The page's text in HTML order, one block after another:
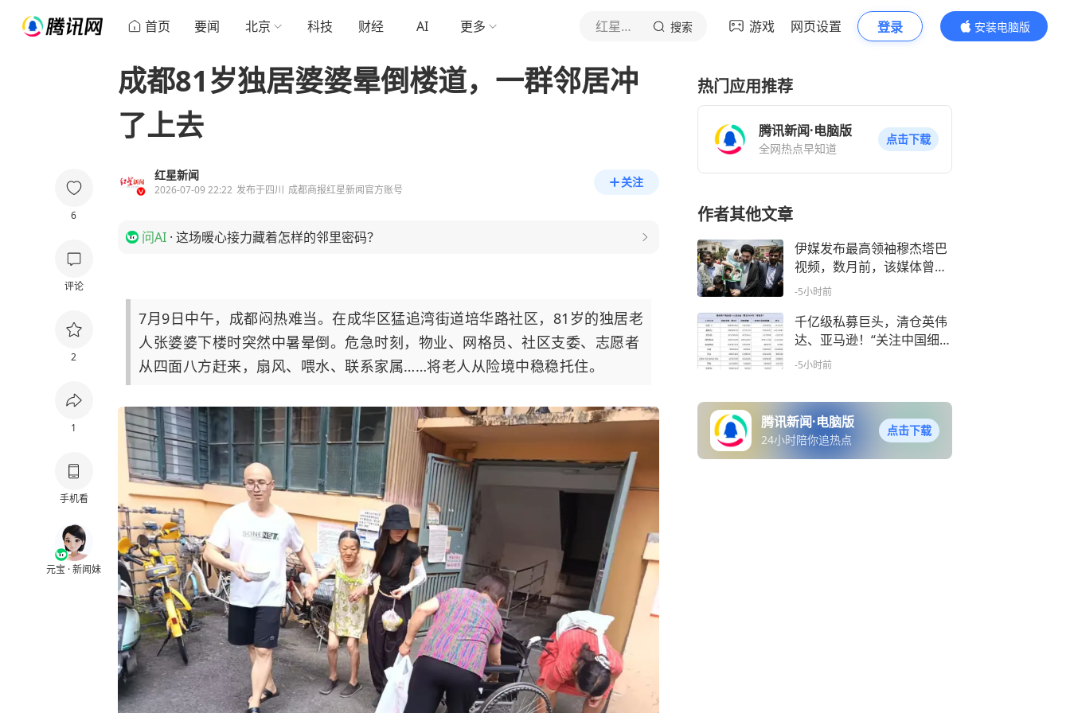
首页 要闻 北京 科技 财经 AI 更多 红星新闻 搜索 游戏 网页设置 登录
安装电脑版
内容更精彩
6
评论
2
1
手机看
元宝 · 新闻妹
成都81岁独居婆婆晕倒楼道，一群邻居冲
了上去
红星新闻
2026-07-09 22:22 发布于四川 成都商报红星新闻官方账号
关注
问AI · 这场暖心接力藏着怎样的邻里密码？
7月9日中午，成都闷热难当。在成华区猛追湾街道培华路社区，81岁的独居老
人张婆婆下楼时突然中暑晕倒。危急时刻，物业、网格员、社区支委、志愿者
从四面八方赶来，扇风、喂水、联系家属……将老人从险境中稳稳托住。
热门应用推荐
腾讯新闻·电脑版
全网热点早知道
点击下载
作者其他文章
伊媒发布最高领袖穆杰塔巴
视频，数月前，该媒体曾发
布包含相似片段的视频
-5小时前
千亿级私募巨头，清仓英伟
达、亚马逊！“关注中国细分
行业龙头股”
-5小时前
腾讯新闻·电脑版
24小时陪你追热点
点击下载